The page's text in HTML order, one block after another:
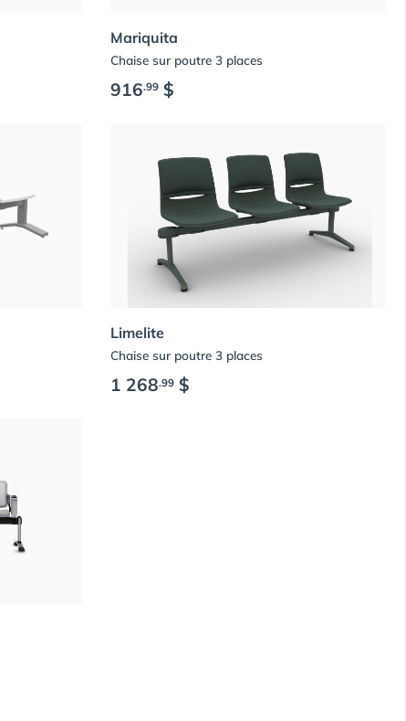
Mariquita
Chaise sur poutre 3 places
916.99 $
Limelite
Chaise sur poutre 3 places
1 268.99 $